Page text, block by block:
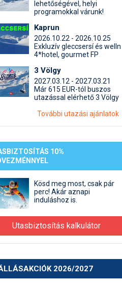
Termékkereső
egyéb síeléshez kapcsolódó téma
kapcsolatos kérdések és válaszok
beszélgetések
lehetőségével, helyi
programokkal várunk!
Kaprun
2026.10.22 - 2026.10.25
Exkluzív gleccsersí és welln
4*hotel, gourmet FP
3 Völgy
2027.03.12 - 2027.03.21
Már 615 EUR-tól buszos
utazással elérhető 3 Völgy
További utazási ajánlatok
10%
Kösd meg most, csak pár
perc! Akár aznapi
induláshoz is.
Utasbiztosítás kalkulátor
2026/2027